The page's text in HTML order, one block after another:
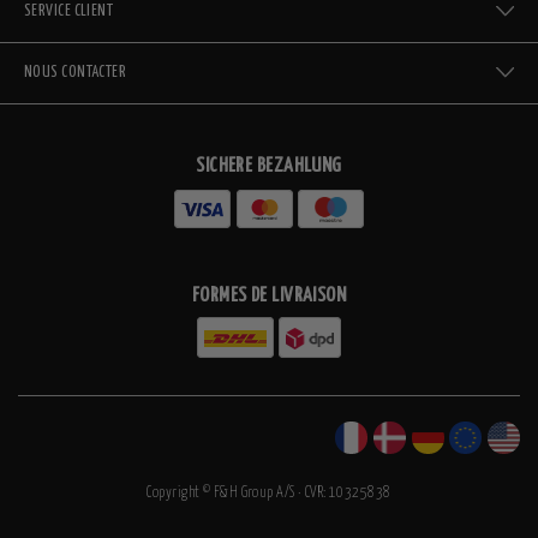
SERVICE CLIENT
NOUS CONTACTER
SICHERE BEZAHLUNG
FORMES DE LIVRAISON
Copyright © F&H Group A/S · CVR: 10325838